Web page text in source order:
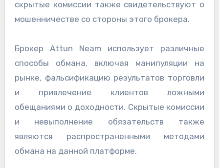
скрытые комиссии также свидетельствуют о
мошенничестве со стороны этого брокера.
Брокер Attun Neam использует различные
способы обмана, включая манипуляции на
рынке, фальсификацию результатов торговли
и привлечение клиентов ложными
обещаниями о доходности. Скрытые комиссии
и невыполнение обязательств также
являются распространенными методами
обмана на данной платформе.